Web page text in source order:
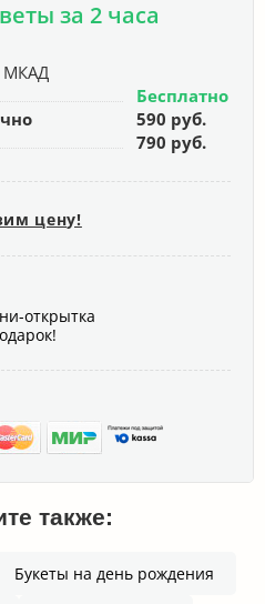
за 2 часа
МКАД
Бесплатно
590 руб.
790 руб.
цену!
открытка
также:
Букеты на день рождения